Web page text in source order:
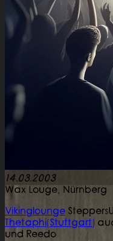
14.03.2003
Wax Louge, Nürnberg
Vikinglounge
Thetaphi(Stuttgart)
und Reedo